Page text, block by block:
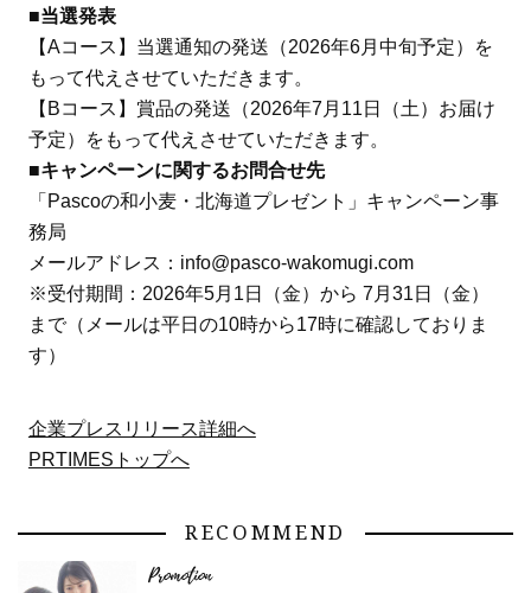
■当選発表
【Aコース】当選通知の発送（2026年6月中旬予定）を
もって代えさせていただきます。
【Bコース】賞品の発送（2026年7月11日（土）お届け
予定）をもって代えさせていただきます。
■キャンペーンに関するお問合せ先
「Pascoの和小麦・北海道プレゼント」キャンペーン事
務局
メールアドレス：info@pasco-wakomugi.com
※受付期間：2026年5月1日（金）から 7月31日（金）
まで（メールは平日の10時から17時に確認しておりま
す）
企業プレスリリース詳細へ
PRTIMESトップへ
RECOMMEND